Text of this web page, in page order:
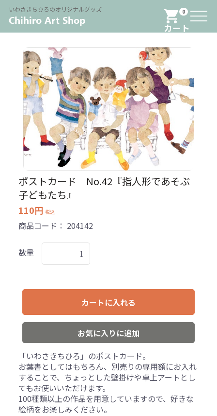
0
カート
いわさきちひろのオリジナルグッズ Menu
ポストカード No.42『指人形であそぶ
子どもたち』
110円 税込
商品コード： 204142
数量
カートに入れる
お気に入りに追加
「いわさきちひろ」のポストカード。
お葉書としてはもちろん、別売りの専用額にお入れ
することで、ちょっとした壁掛けや卓上アートとし
てもお使いいただけます。
100種類以上の作品を用意していますので、好きな
絵柄をお楽しみください。